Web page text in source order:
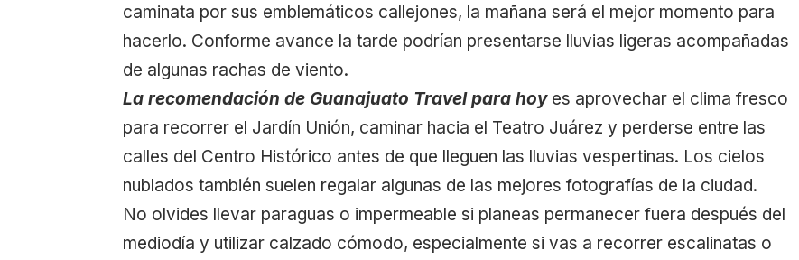
caminata por sus emblemáticos callejones, la mañana será el mejor momento para
hacerlo. Conforme avance la tarde podrían presentarse lluvias ligeras acompañadas
de algunas rachas de viento.
La recomendación de Guanajuato Travel para hoyes aprovechar el clima fresco
para recorrer el Jardín Unión, caminar hacia el Teatro Juárez y perderse entre las
calles del Centro Histórico antes de que lleguen las lluvias vespertinas. Los cielos
nublados también suelen regalar algunas de las mejores fotografías de la ciudad.
No olvides llevar paraguas o impermeable si planeas permanecer fuera después del
mediodía y utilizar calzado cómodo, especialmente si vas a recorrer escalinatas o